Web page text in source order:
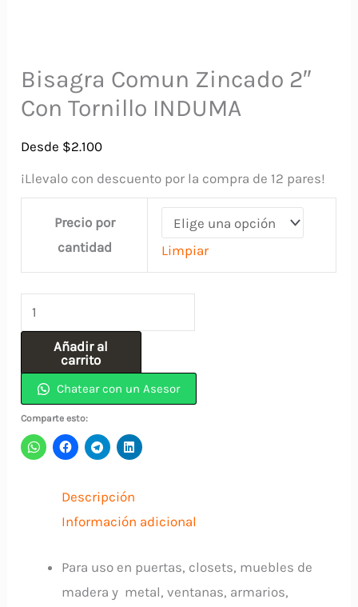
Bisagra Comun Zincado 2″
Con Tornillo INDUMA
Desde $2.100
¡Llevalo con descuento por la compra de 12 pares!
Precio por
cantidad
Limpiar
Bisagra
Comun
Zincado
2"
Con
Tornillo
INDUMA
Añadir al
carrito
Chatear con un Asesor
Comparte esto:
Descripción
Información adicional
Para uso en puertas, closets, muebles de
madera y metal, ventanas, armarios,